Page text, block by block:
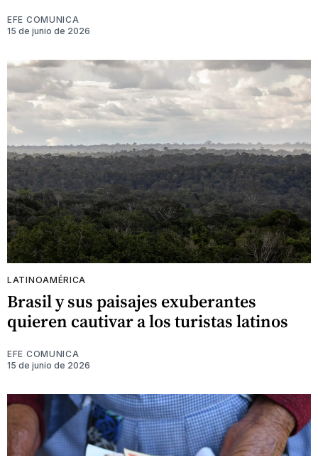
EFE COMUNICA
15 de junio de 2026
LATINOAMÉRICA
Brasil y sus paisajes exuberantes
quieren cautivar a los turistas latinos
EFE COMUNICA
15 de junio de 2026